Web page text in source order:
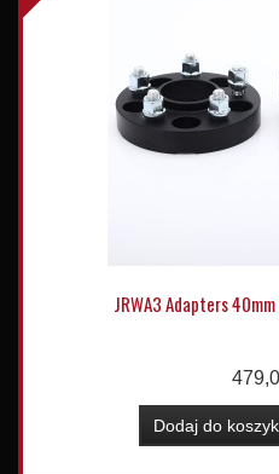
JRWA3 Adapters
Dodaj do